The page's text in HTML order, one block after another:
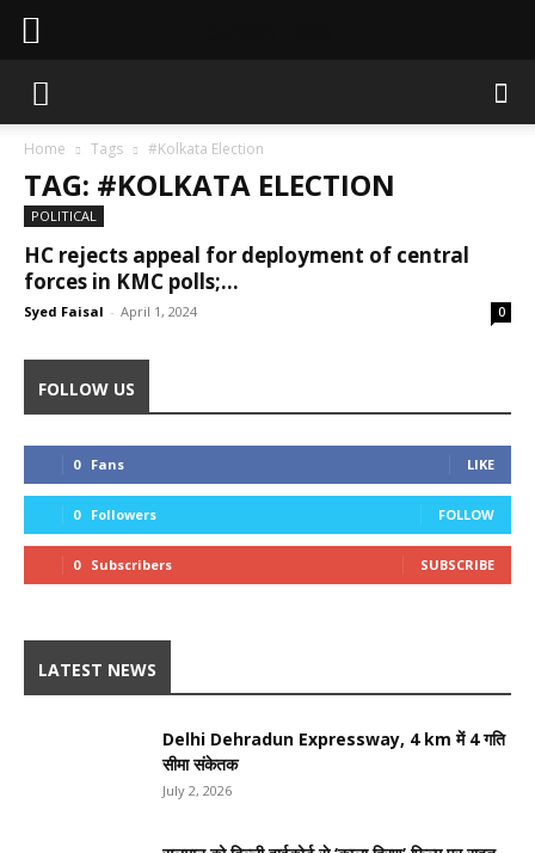
Home Tags #Kolkata Election
TAG: #KOLKATA ELECTION
POLITICAL
HC rejects appeal for deployment of central
forces in KMC polls;...
Syed Faisal - April 1, 2024 0
FOLLOW US
0 Fans LIKE
0 Followers FOLLOW
0 Subscribers SUBSCRIBE
LATEST NEWS
Delhi Dehradun Expressway, 4 km में 4 गति
सीमा संकेतक
July 2, 2026